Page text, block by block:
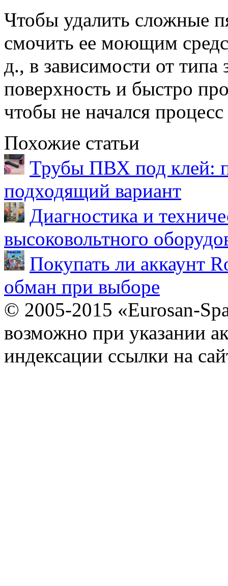
Чтобы удалить сложные
смочить ее моющим
д., в зависимости от типа
поверхность и быстро
чтобы не начался
Похожие статьи
Трубы ПВХ под клей:
подходящий вариант
Диагностика и
высоковольтного
Покупать ли аккаунт
обман при выборе
© 2005-2015 «Eurosan-
возможно при указании
индексации ссылки на